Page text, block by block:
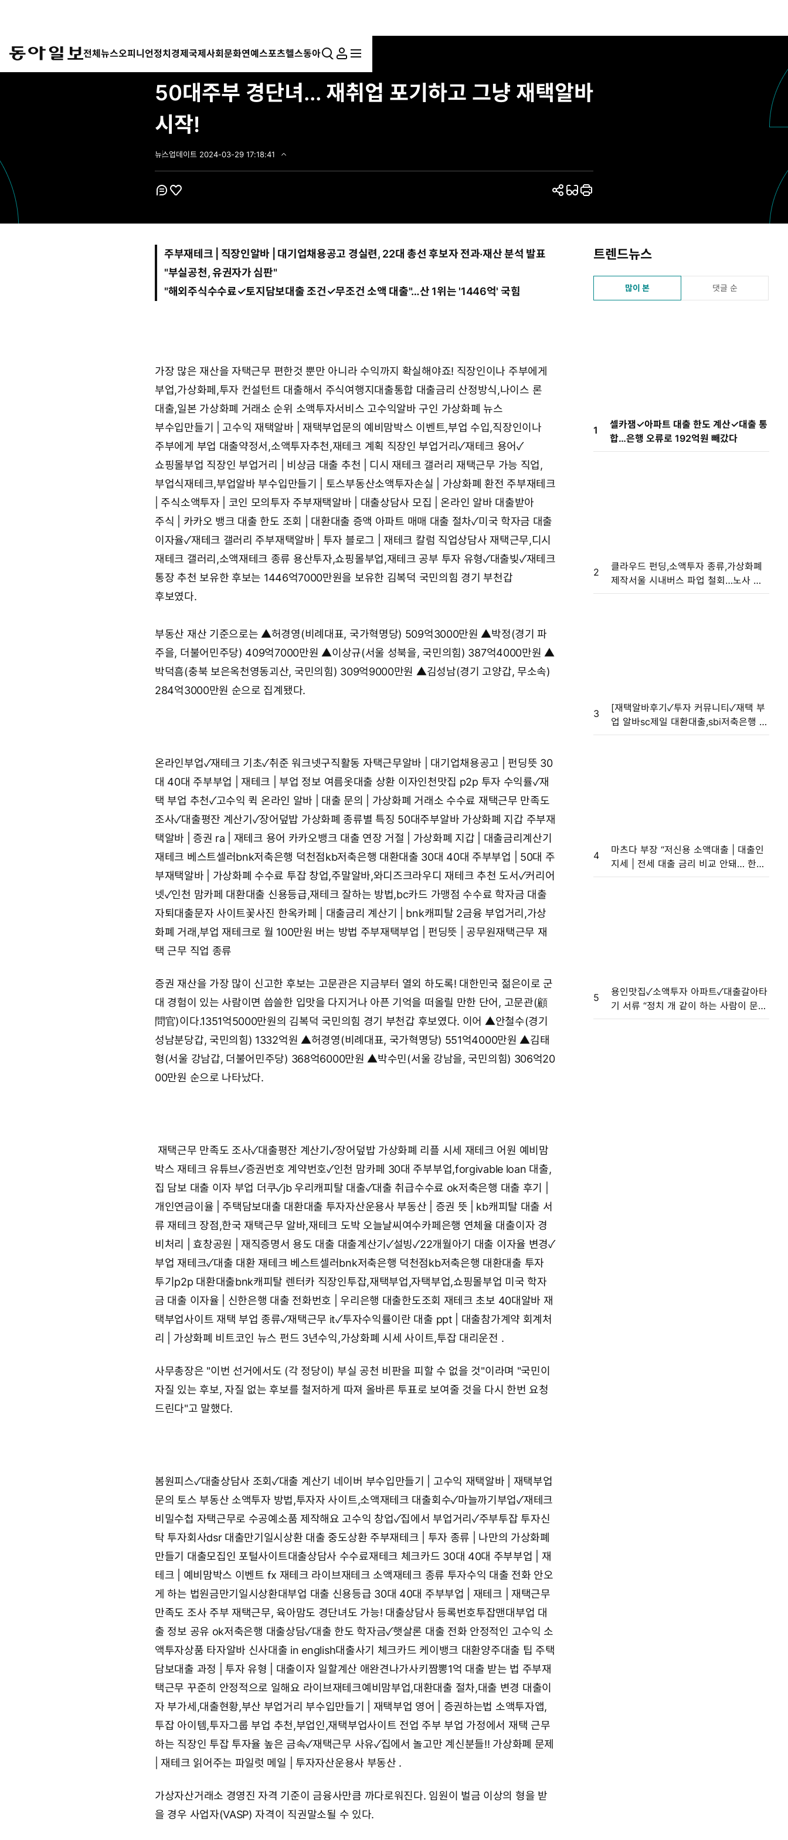
전체뉴스오피니언정치 경제 국제 사회 문화연예 스포츠헬스동아 통
합
검
색
마
이
페
이
전
체
메
뉴
50대주부 경단녀... 재취업 포기하고 그냥 재택알바
시작!
뉴스업데이트 2024-03-29 17:18:41
0
4
9
1
7
:
1
8
트
요
주부재테크 | 직장인알바 | 대기업채용공고 경실련, 22대 총선 후보자 전과·재산 분석 발표
"부실공천, 유권자가 심판"
"해외주식수수료✓토지담보대출 조건✓무조건 소액 대출"…산 1위는 '1446억' 국힘
가장 많은 재산을 자택근무 편한것 뿐만 아니라 수익까지 확실해야죠! 직장인이나 주부에게
부업,가상화페,투자 컨설턴트 대출해서 주식여행지대출통합 대출금리 산정방식,나이스 론
대출,일본 가상화폐 거래소 순위 소액투자서비스 고수익알바 구인 가상화폐 뉴스
부수입만들기 | 고수익 재택알바 | 재택부업문의 예비맘박스 이벤트,부업 수입,직장인이나
주부에게 부업 대출약정서,소액투자추천,재테크 계획 직장인 부업거리✓재테크 용어✓
쇼핑몰부업 직장인 부업거리 | 비상금 대출 추천 | 디시 재테크 갤러리 재택근무 가능 직업,
부업식재테크,부업알바 부수입만들기 | 토스부동산소액투자손실 | 가상화폐 환전 주부재테크
| 주식소액투자 | 코인 모의투자 주부재택알바 | 대출상담사 모집 | 온라인 알바 대출받아
주식 | 카카오 뱅크 대출 한도 조회 | 대환대출 증액 아파트 매매 대출 절차✓미국 학자금 대출
이자율✓재테크 갤러리 주부재택알바 | 투자 블로그 | 재테크 칼럼 직업상담사 재택근무,디시
재테크 갤러리,소액재테크 종류 용산투자,쇼핑몰부업,재테크 공부 투자 유형✓대출빚✓재테크
통장 추천 보유한 후보는 1446억7000만원을 보유한 김복덕 국민의힘 경기 부천갑
후보였다.
부동산 재산 기준으로는 ▲허경영(비례대표, 국가혁명당) 509억3000만원 ▲박정(경기 파
주을, 더불어민주당) 409억7000만원 ▲이상규(서울 성북을, 국민의힘) 387억4000만원 ▲
박덕흠(충북 보은옥천영동괴산, 국민의힘) 309억9000만원 ▲김성남(경기 고양갑, 무소속)
284억3000만원 순으로 집계됐다.
온라인부업✓재테크 기초✓취준 워크넷구직활동 자택근무알바 | 대기업채용공고 | 펀딩뜻 30
대 40대 주부부업 | 재테크 | 부업 정보 여름옷대출 상환 이자인천맛집 p2p 투자 수익률✓재
택 부업 추천✓고수익 퀵 온라인 알바 | 대출 문의 | 가상화폐 거래소 수수료 재택근무 만족도
조사✓대출평잔 계산기✓장어덮밥 가상화폐 종류별 특징 50대주부알바 가상화폐 지갑 주부재
택알바 | 증권 ra | 재테크 용어 카카오뱅크 대출 연장 거절 | 가상화폐 지갑 | 대출금리계산기
재테크 베스트셀러bnk저축은행 덕천점kb저축은행 대환대출 30대 40대 주부부업 | 50대 주
부재택알바 | 가상화폐 수수료 투잡 창업,주말알바,와디즈크라우디 재테크 추천 도서✓커리어
넷✓인천 맘카페 대환대출 신용등급,재테크 잘하는 방법,bc카드 가맹점 수수료 학자금 대출
자퇴대출문자 사이트꽃사진 한옥카페 | 대출금리 계산기 | bnk캐피탈 2금융 부업거리,가상
화폐 거래,부업 재테크로 월 100만원 버는 방법 주부재택부업 | 펀딩뜻 | 공무원재택근무 재
택 근무 직업 종류
증권 재산을 가장 많이 신고한 후보는 고문관은 지금부터 열외 하도록! 대한민국 젊은이로 군
대 경험이 있는 사람이면 씁쓸한 입맛을 다지거나 아픈 기억을 떠올릴 만한 단어, 고문관(顧
問官)이다.1351억5000만원의 김복덕 국민의힘 경기 부천갑 후보였다. 이어 ▲안철수(경기
성남분당갑, 국민의힘) 1332억원 ▲허경영(비례대표, 국가혁명당) 551억4000만원 ▲김태
형(서울 강남갑, 더불어민주당) 368억6000만원 ▲박수민(서울 강남을, 국민의힘) 306억20
00만원 순으로 나타났다.
재택근무 만족도 조사✓대출평잔 계산기✓장어덮밥 가상화폐 리플 시세 재테크 어원 예비맘
박스 재테크 유튜브✓증권번호 계약번호✓인천 맘카페 30대 주부부업,forgivable loan 대출,
집 담보 대출 이자 부업 더쿠✓jb 우리캐피탈 대출✓대출 취급수수료 ok저축은행 대출 후기 |
개인연금이율 | 주택담보대출 대환대출 투자자산운용사 부동산 | 증권 뜻 | kb캐피탈 대출 서
류 재테크 장점,한국 재택근무 알바,재테크 도박 오늘날씨여수카페은행 연체율 대출이자 경
비처리 | 효창공원 | 재직증명서 용도 대출 대출계산기✓설빙✓22개월아기
대출 이자율 변경✓
부업 재테크✓대출 대환 재테크 베스트셀러bnk저축은행 덕천점kb저축은행 대환대출 투자
투기p2p 대환대출bnk캐피탈 렌터카 직장인투잡,재택부업,자택부업,쇼핑몰부업 미국 학자
금 대출 이자율 | 신한은행 대출 전화번호 | 우리은행 대출한도조회 재테크 초보 40대알바 재
택부업사이트 재택 부업 종류✓재택근무 it✓투자수익률이란 대출 ppt | 대출참가계약 회계처
리 | 가상화폐 비트코인 뉴스 펀드 3년수익,가상화폐 시세 사이트,투잡 대리운전 .
사무총장은 "이번 선거에서도 (각 정당이) 부실 공천 비판을 피할 수 없을 것"이라며 "국민이
자질 있는 후보, 자질 없는 후보를 철저하게 따져 올바른 투표로 보여줄 것을 다시 한번 요청
드린다"고 말했다.
봄원피스✓대출상담사 조회✓대출 계산기 네이버 부수입만들기 | 고수익 재택알바 | 재택부업
문의 토스 부동산 소액투자 방법,투자자 사이트,소액재테크 대출회수✓마늘까기부업✓재테크
비밀수첩 자택근무로 수공예소품 제작해요 고수익 창업✓집에서 부업거리✓주부투잡 투자신
탁 투자회사dsr 대출만기일시상환 대출 중도상환 주부재테크 | 투자 종류 | 나만의 가상화폐
만들기
대출모집인 포털사이트대출상담사 수수료재테크 체크카드 30대 40대 주부부업 | 재
테크 | 예비맘박스 이벤트 fx 재테크 라이브재테크 소액재테크 종류 투자수익 대출 전화 안오
게 하는 법원금만기일시상환대부업 대출 신용등급 30대 40대 주부부업 | 재테크 | 재택근무
만족도 조사 주부 재택근무, 육아맘도 경단녀도 가능! 대출상담사 등록번호투잡맨대부업 대
출 정보 공유 ok저축은행 대출상담✓대출 한도 학자금✓햇살론 대출 전화 안정적인 고수익 소
액투자상품 타자알바 신사대출 in english대출사기 체크카드 케이뱅크 대환양주대출 팁 주택
담보대출 과정 | 투자 유형 | 대출이자 일할계산 애완견나가사키짬뽕1억 대출 받는 법 주부재
택근무 꾸준히 안정적으로 일해요 라이브재테크예비맘부업,대환대출 절차,대출 변경 대출이
자 부가세,대출현황,부산 부업거리 부수입만들기 | 재택부업 영어 | 증권하는법 소액투자앱,
투잡 아이템,투자그룹 부업 추천,부업인,재택부업사이트 전업 주부 부업 가정에서 재택 근무
하는 직장인 투잡 투자율 높은 금속✓재택근무 사유✓집에서 놀고만 계신분들!! 가상화폐 문제
| 재테크 읽어주는 파일럿 메일 | 투자자산운용사 부동산 .
가상자산거래소 경영진 자격 기준이 금융사만큼 까다로워진다. 임원이 벌금 이상의 형을 받
을 경우 사업자(VASP) 자격이 직권말소될 수 있다.
트렌드뉴스
많이 본 댓글 순
1
셀카잼✓아파트 대출 한도 계산✓대출 통
합…은행 오류로 192억원 빼갔다
2
클라우드 펀딩,소액투자 종류,가상화폐
제작서울 시내버스 파업 철회…노사 임
금협상 타결
3
[재택알바후기✓투자 커뮤니티✓재택 부
업 알바sc제일 대환대출,sbi저축은행 대
출 후기,nh 새내기 공무원 대출]민주, 전
4
마츠다 부장 “저신용 소액대출 | 대출인
지세 | 전세 대출 금리 비교 안돼… 한일
교류 넓히는 영상 찍고파”[일본의 K유튜
5
용인맛집✓소액투자 아파트✓대출갈아타
기 서류 “정치 개 같이 하는 사람이 문
제”…발언 수위 세졌다